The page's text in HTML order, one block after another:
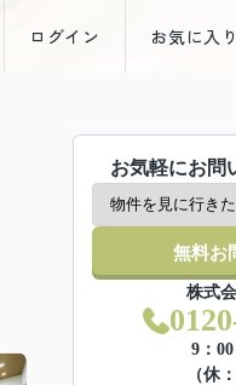
ログイン お気に入り
お気軽にお問
無料お
株式
9：
（休